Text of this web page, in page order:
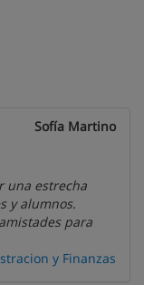
Sofía Martino
una estrecha
y alumnos.
para
y Finanzas